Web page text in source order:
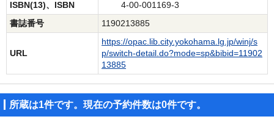
ISBN(13)、ISBN
4-00-001169-3
書誌番号
1190213885
URL
https://opac.lib.city.yokohama.lg.jp/winj/s
p/switch-detail.do?mode=sp&bibid=11902
13885
所蔵は1件です。現在の予約件数は0件です。